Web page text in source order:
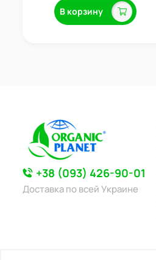
В корзину
+38 (093) 426-90-01
Доставка по всей Украине